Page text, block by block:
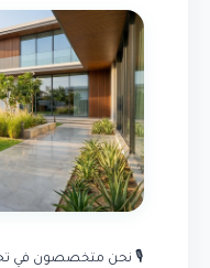
🎙️ نحن متخصصون في